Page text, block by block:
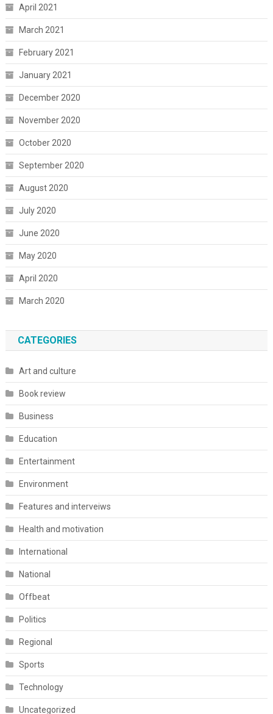
April 2021
March 2021
February 2021
January 2021
December 2020
November 2020
October 2020
September 2020
August 2020
July 2020
June 2020
May 2020
April 2020
March 2020
CATEGORIES
Art and culture
Book review
Business
Education
Entertainment
Environment
Features and interveiws
Health and motivation
International
National
Offbeat
Politics
Regional
Sports
Technology
Uncategorized